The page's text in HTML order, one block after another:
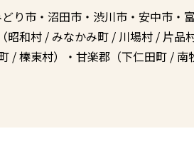
り市 ・ 沼田市 ・ 渋川市 ・ 安中市 ・
昭和村 / みなかみ町 / 川場村 / 片品
/榛東村）・甘楽郡（下仁田町 / 南